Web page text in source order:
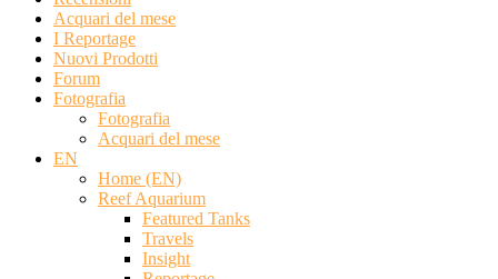
Acquari del mese
I Reportage
Nuovi Prodotti
Forum
Fotografia
Fotografia
Acquari del mese
EN
Home (EN)
Reef Aquarium
Featured Tanks
Travels
Insight